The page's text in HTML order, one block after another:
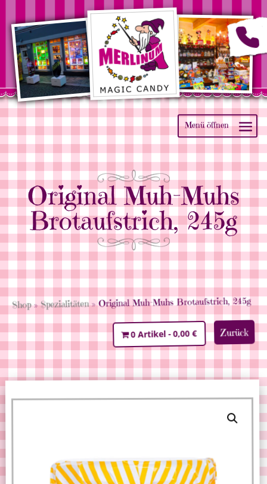
Original Muh-Muhs
Brotaufstrich, 245g
Shop»Spezialitäten» Original Muh-Muhs Brotaufstrich, 245g
Zurück
0 Artikel 0,00 €